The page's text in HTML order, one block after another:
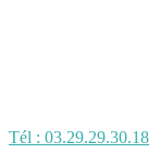
Tél : 03.29.29.30.18